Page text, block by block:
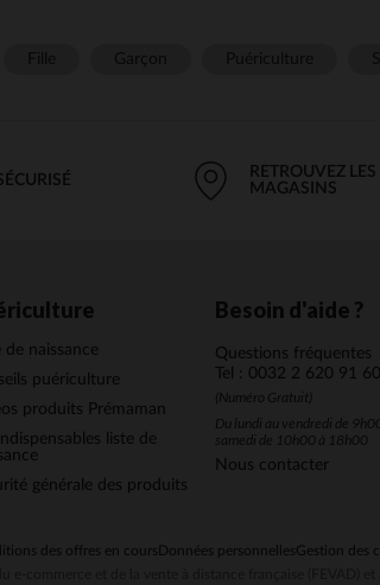
RETROUVEZ LES
MAGASINS
de naissance
puériculture
produits Prémaman
liste de
générale des produits
Besoin d'aide ?
Questions fréquentes
Tel : 0032 2 620 91 60
(Numéro Gratuit)
Du lundi au vendredi de
samedi de 10h00 à 18h00
Nous contacter
des offres en cours Données personnellesGestion des